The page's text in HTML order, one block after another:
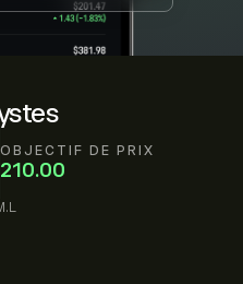
OBJECTIF DE PRIX
210.00